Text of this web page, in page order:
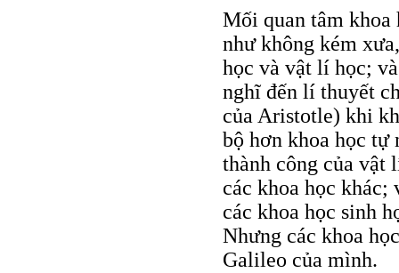
Mối quan tâm khoa
như không kém
học và vật lí học;
nghĩ đến lí thuyết
của Aristotle) khi
bộ hơn khoa học
thành công của vật
các khoa học khác;
các khoa học sinh
Nhưng các khoa
Galileo của mình.